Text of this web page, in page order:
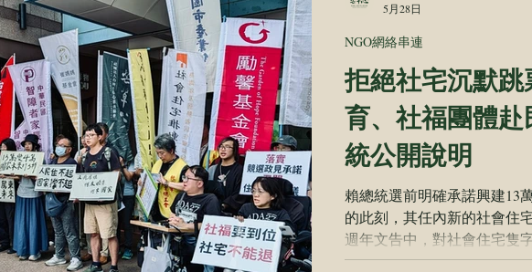
扎。行動劇的最後，參與團
不能再 拖！」 ｜政府不應規避責任，重拾國家責任，依法實踐人權
精神 人生百味文化建構協
次兩公約審查結論性意 見已
複雜不利於人民理解與申請
合計及虛擬收入等規定。因
全最後一道防線」的目的相
拒絕社宅沉默
育、社福團體
統公開說明
賴總統選前明確承諾興建13
的此刻，其任內新的社會住
週年文告中，對社會住宅隻
延續擴大」，如今的沉默，
NGO網絡串連
5月28日